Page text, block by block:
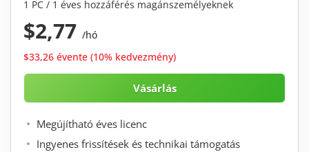
1 PC / 1 éves hozzáférés magánszemélyeknek
$2,77 /hó
$33,26 évente (10% kedvezmény)
Megújítható éves licenc
Ingyenes frissítések és technikai támogatás